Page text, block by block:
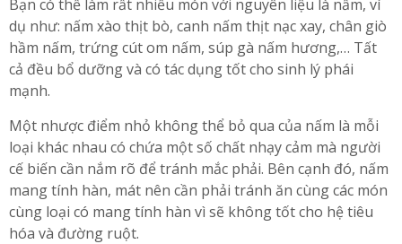
Bạn có thể làm rất nhiều món với nguyên liệu là nấm, ví
dụ như: nấm xào thịt bò, canh nấm thịt nạc xay, chân giò
hầm nấm, trứng cút om nấm, súp gà nấm hương,… Tất
cả đều bổ dưỡng và có tác dụng tốt cho sinh lý phái
mạnh.
Một nhược điểm nhỏ không thể bỏ qua của nấm là mỗi
loại khác nhau có chứa một số chất nhạy cảm mà người
cế biến cần nắm rõ để tránh mắc phải. Bên cạnh đó, nấm
mang tính hàn, mát nên cần phải tránh ăn cùng các món
cùng loại có mang tính hàn vì sẽ không tốt cho hệ tiêu
hóa và đường ruột.